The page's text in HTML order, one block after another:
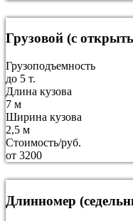
Грузовой (с
Грузоподъемность
до 5 т.
Длина кузова
7 м
Ширина кузова
2,5 м
Стоимость/руб.
от 3200
Длинномер